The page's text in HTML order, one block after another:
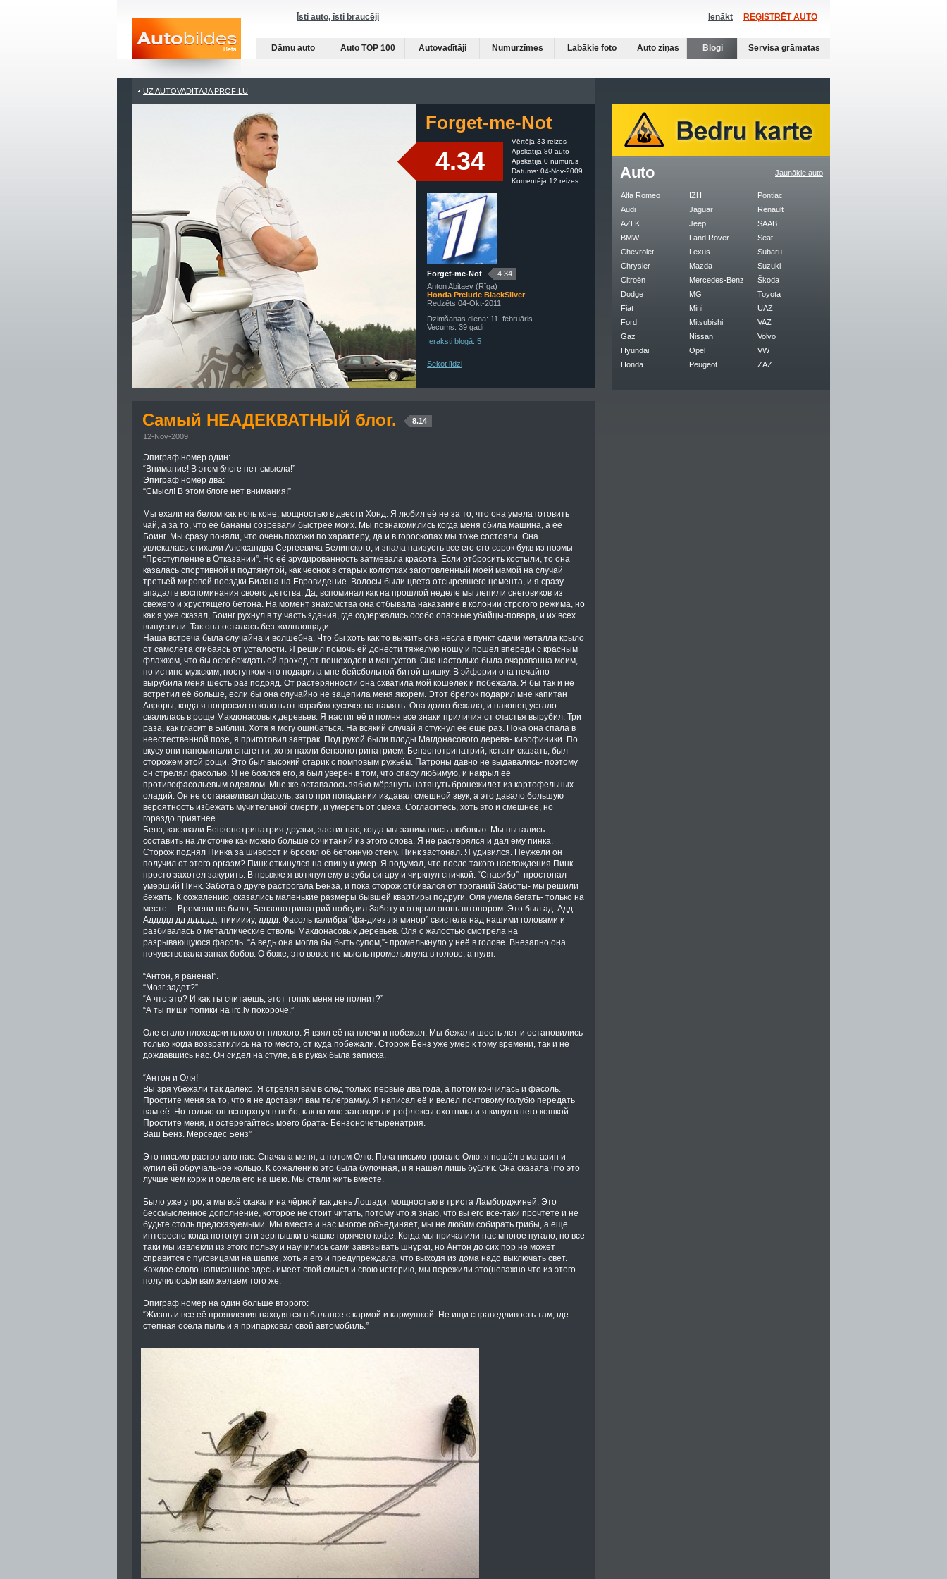
Īsti auto, īsti braucēji Ienākt REĢISTRĒT AUTO
Dāmu auto Auto TOP 100 Autovadītāji Numurzīmes Labākie foto Auto ziņas Blogi Servisa grāmatas
UZ AUTOVADĪTĀJA PROFILU
Forget-me-Not
4.34
Vērtēja 33 reizes
Apskatīja 80 auto
Apskatīja 0 numurus
Datums: 04-Nov-2009
Komentēja 12 reizes
Forget-me-Not
4.34
Anton Abitaev (Rīga)
Honda Prelude BlackSilver
Redzēts 04-Okt-2011
Dzimšanas diena: 11. februāris
Vecums: 39 gadi
Ieraksti blogā: 5
Sekot līdzi
Самый НЕАДЕКВАТНЫЙ блог.
8.14
12-Nov-2009
Эпиграф номер один:
“Внимание! В этом блоге нет смысла!”
Эпиграф номер два:
“Смысл! В этом блоге нет внимания!”
Мы ехали на белом как ночь коне, мощностью в двести Хонд. Я любил её не за то, что она умела готовить
чай, а за то, что её бананы созревали быстрее моих. Мы познакомились когда меня сбила машина, а её
Боинг. Мы сразу поняли, что очень похожи по характеру, да и в гороскопах мы тоже состояли. Она
увлекалась стихами Александра Сергеевича Белинского, и знала наизусть все его сто сорок букв из поэмы
“Преступление в Отказании”. Но её эрудированность затмевала красота. Если отбросить костыли, то она
казалась спортивной и подтянутой, как чеснок в старых колготках заготовленный моей мамой на случай
третьей мировой поездки Билана на Евровидение. Волосы были цвета отсыревшего цемента, и я сразу
впадал в воспоминания своего детства. Да, вспоминал как на прошлой неделе мы лепили снеговиков из
свежего и хрустящего бетона. На момент знакомства она отбывала наказание в колонии строгого режима, но
как я уже сказал, Боинг рухнул в ту часть здания, где содержались особо опасные убийцы-повара, и их всех
выпустили. Так она осталась без жилплощади.
Наша встреча была случайна и волшебна. Что бы хоть как то выжить она несла в пункт сдачи металла крыло
от самолёта сгибаясь от усталости. Я решил помочь ей донести тяжёлую ношу и пошёл впереди с красным
флажком, что бы освобождать ей проход от пешеходов и мангустов. Она настолько была очарованна моим,
по истине мужским, поступком что подарила мне бейсбольной битой шишку. В эйфории она нечайно
вырубила меня шесть раз подряд. От растерянности она схватила мой кошелёк и побежала. Я бы так и не
встретил её больше, если бы она случайно не зацепила меня якорем. Этот брелок подарил мне капитан
Авроры, когда я попросил отколоть от корабля кусочек на память. Она долго бежала, и наконец устало
свалилась в роще Макдонасовых деревьев. Я настиг её и помня все знаки приличия от счастья вырубил. Три
раза, как гласит в Библии. Хотя я могу ошибаться. На всякий случай я стукнул её ещё раз. Пока она спала в
неестественной позе, я приготовил завтрак. Под рукой были плоды Магдонасового дерева- кивофиники. По
вкусу они напоминали спагетти, хотя пахли бензонотринатрием. Бензонотринатрий, кстати сказать, был
сторожем этой рощи. Это был высокий старик с помповым ружьём. Патроны давно не выдавались- поэтому
он стрелял фасолью. Я не боялся его, я был уверен в том, что спасу любимую, и накрыл её
противофасольевым одеялом. Мне же оставалось зябко мёрзнуть натянуть бронежилет из картофельных
оладий. Он не останавливал фасоль, зато при попадании издавал смешной звук, а это давало большую
вероятность избежать мучительной смерти, и умереть от смеха. Согласитесь, хоть это и смешнее, но
гораздо приятнее.
Бенз, как звали Бензонотринатрия друзья, застиг нас, когда мы занимались любовью. Мы пытались
составить на листочке как можно больше сочитаний из этого слова. Я не растерялся и дал ему пинка.
Сторож поднял Пинка за шиворот и бросил об бетонную стену. Пинк застонал. Я удивился. Неужели он
получил от этого оргазм? Пинк откинулся на спину и умер. Я подумал, что после такого наслаждения Пинк
просто захотел закурить. В прыжке я воткнул ему в зубы сигару и чиркнул спичкой. “Спасибо”- простонал
умерший Пинк. Забота о друге растрогала Бенза, и пока сторож отбивался от троганий Заботы- мы решили
бежать. К сожалению, сказались маленькие размеры бывшей квартиры подруги. Оля умела бегать- только на
месте… Времени не было, Бензонотринатрий победил Заботу и открыл огонь штопором. Это был ад. Адд.
Аддддд дд дддддд, пиииииу, дддд. Фасоль калибра “фа-диез ля минор” свистела над нашими головами и
разбивалась о металлические стволы Макдонасовых деревьев. Оля с жалостью смотрела на
разрывающуюся фасоль. “А ведь она могла бы быть супом,”- промелькнуло у неё в голове. Внезапно она
почувствовала запах бобов. О боже, это вовсе не мысль промелькнула в голове, а пуля.
“Антон, я ранена!”.
“Мозг задет?”
“А что это? И как ты считаешь, этот топик меня не полнит?”
“А ты пиши топики на irc.lv покороче.”
Оле стало плохедски плохо от плохого. Я взял её на плечи и побежал. Мы бежали шесть лет и остановились
только когда возвратились на то место, от куда побежали. Сторож Бенз уже умер к тому времени, так и не
дождавшись нас. Он сидел на стуле, а в руках была записка.
“Антон и Оля!
Вы зря убежали так далеко. Я стрелял вам в след только первые два года, а потом кончилась и фасоль.
Простите меня за то, что я не доставил вам телеграмму. Я написал её и велел почтовому голубю передать
вам её. Но только он вспорхнул в небо, как во мне заговорили рефлексы охотника и я кинул в него кошкой.
Простите меня, и остерегайтесь моего брата- Бензоночетыренатрия.
Ваш Бенз. Мерседес Бенз”
Это письмо растрогало нас. Сначала меня, а потом Олю. Пока письмо трогало Олю, я пошёл в магазин и
купил ей обручальное кольцо. К сожалению это была булочная, и я нашёл лишь бублик. Она сказала что это
лучше чем корж и одела его на шею. Мы стали жить вместе.
Было уже утро, а мы всё скакали на чёрной как день Лошади, мощностью в триста Ламборджиней. Это
бессмысленное дополнение, которое не стоит читать, потому что я знаю, что вы его все-таки прочтете и не
будьте столь предсказуемыми. Мы вместе и нас многое объединяет, мы не любим собирать грибы, а еще
интересно когда потонут эти зернышки в чашке горячего кофе. Когда мы причалили нас многое пугало, но все
таки мы извлекли из этого пользу и научились сами завязывать шнурки, но Антон до сих пор не может
справится с пуговицами на шапке, хоть я его и предупреждала, что выходя из дома надо выключать свет.
Каждое слово написанное здесь имеет свой смысл и свою историю, мы пережили это(неважно что из этого
получилось)и вам желаем того же.
Эпиграф номер на один больше второго:
“Жизнь и все её проявления находятся в балансе с кармой и кармушкой. Не ищи справедливость там, где
степная осела пыль и я припарковал свой автомобиль.”
Jaunākie auto
Auto
Alfa Romeo
Audi
AZLK
BMW
Chevrolet
Chrysler
Citroën
Dodge
Fiat
Ford
Gaz
Hyundai
Honda
IZH
Jaguar
Jeep
Land Rover
Lexus
Mazda
Mercedes-Benz
MG
Mini
Mitsubishi
Nissan
Opel
Peugeot
Pontiac
Renault
SAAB
Seat
Subaru
Suzuki
Škoda
Toyota
UAZ
VAZ
Volvo
VW
ZAZ